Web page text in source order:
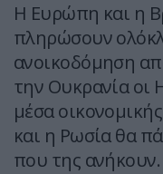
Η Ευρώπη και η
πληρώσουν
ανοικοδόμηση
την Ουκρανία οι
μέσα
και η Ρωσία θα
που της ανήκουν.